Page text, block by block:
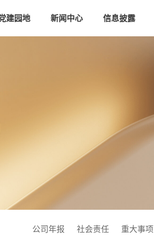
建园地 新闻中心 信息披露
公司年报 社会责任 重大事项